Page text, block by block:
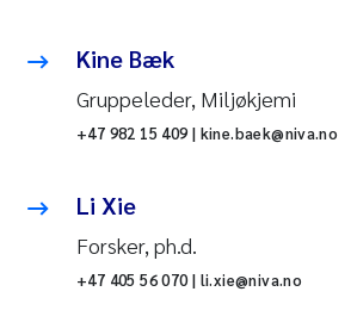
Kine Bæk
Gruppeleder, Miljøkjemi
+47 982 15 409 | kine.baek@niva.no
Li Xie
Forsker, ph.d.
+47 405 56 070 | li.xie@niva.no